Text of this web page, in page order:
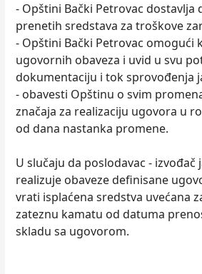
- Opštini Bački Petrovac dostavlja
prenetih sredstava za troškove
- Opštini Bački Petrovac omogući
ugovornih obaveza i uvid u svu
dokumentaciju i tok sprovođenja
- obavesti Opštinu o svim
značaja za realizaciju ugovora u
od dana nastanka promene.
U slučaju da poslodavac - izvođač
realizuje obaveze definisane
vrati isplaćena sredstva uvećana
zateznu kamatu od datuma
skladu sa ugovorom.